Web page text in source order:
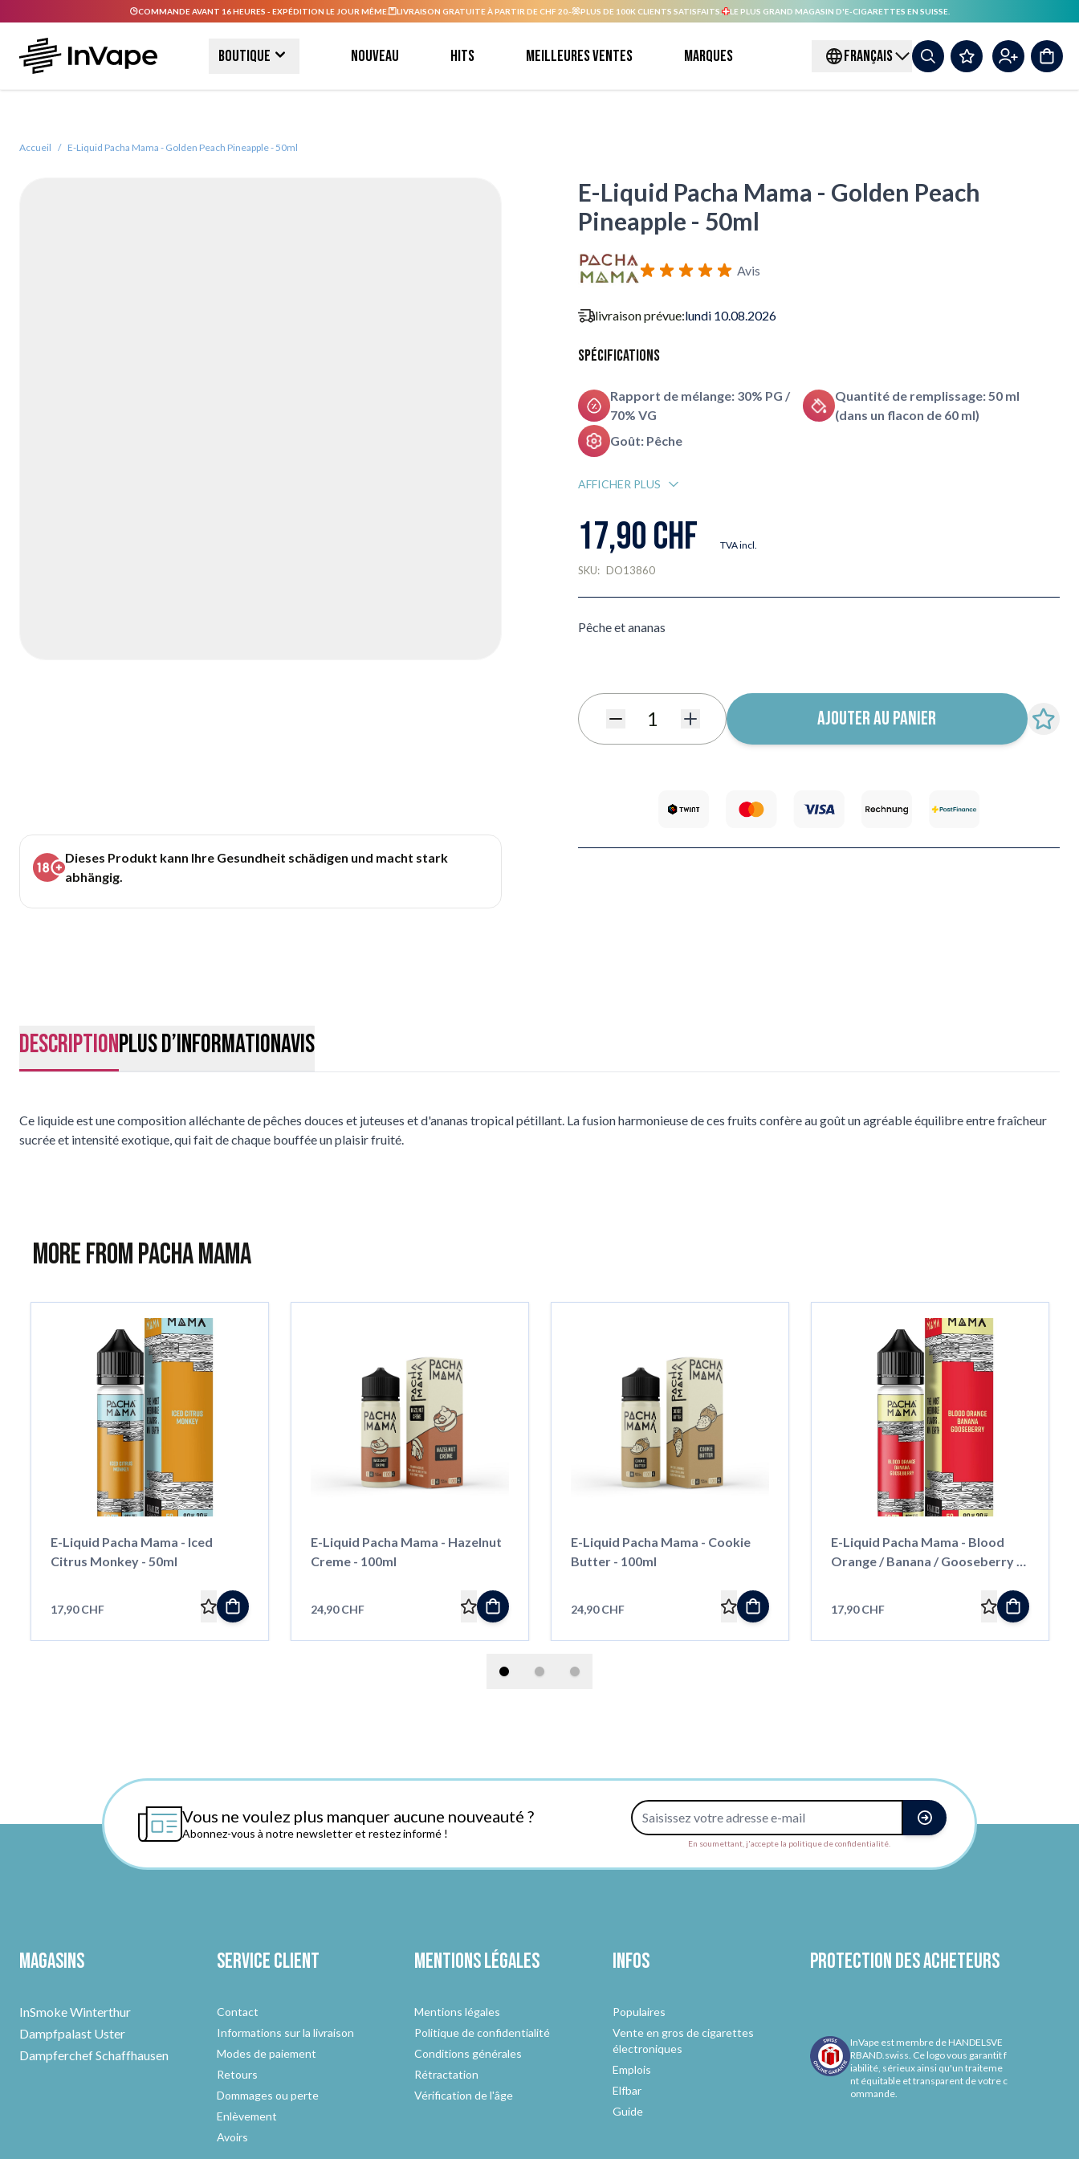
COMMANDE AVANT 16 HEURES - EXPÉDITION LE JOUR MÊME. LIVRAISON GRATUITE À PARTIR DE CHF 20.- PLUS DE 100K CLIENTS SATISFAITS. LE PLUS GRAND MAGASIN D'E-CIGARETTES EN SUISSE.
Boutique Nouveau Hits Meilleures ventes Marques FRANÇAIS
Accueil / E-Liquid Pacha Mama - Golden Peach Pineapple - 50ml
Dieses Produkt kann Ihre Gesundheit schädigen und macht stark
abhängig.
E-Liquid Pacha Mama - Golden Peach
Pineapple - 50ml
Avis
livraison prévue:lundi 10.08.2026
Spécifications
Rapport de mélange: 30% PG /
70% VG
Quantité de remplissage: 50 ml
(dans un flacon de 60 ml)
Goût: Pêche
AFFICHER PLUS
17,90 CHF TVA incl.
SKU: DO13860
Pêche et ananas
Quantité AJOUTER AU PANIER
DescriptionPlus d’informationAvis
Ce liquide est une composition alléchante de pêches douces et juteuses et d'ananas tropical pétillant. La fusion harmonieuse de ces fruits confère au goût un agréable équilibre entre fraîcheur
sucrée et intensité exotique, qui fait de chaque bouffée un plaisir fruité.
More from Pacha Mama
E-Liquid Pacha Mama - Iced
Citrus Monkey - 50ml
17,90 CHF
E-Liquid Pacha Mama - Hazelnut
Creme - 100ml
24,90 CHF
E-Liquid Pacha Mama - Cookie
Butter - 100ml
24,90 CHF
E-Liquid Pacha Mama - Blood
Orange / Banana / Gooseberry -
17,90 CHF
Vous ne voulez plus manquer aucune nouveauté ?
Abonnez-vous à notre newsletter et restez informé !
Adresse e-mail
En soumettant, j'accepte la politique de confidentialité.
Magasins
InSmoke Winterthur
Dampfpalast Uster
Dampferchef Schaffhausen
Service client
Contact
Informations sur la livraison
Modes de paiement
Retours
Dommages ou perte
Enlèvement
Avoirs
Mentions légales
Mentions légales
Politique de confidentialité
Conditions générales
Rétractation
Vérification de l'âge
Infos
Populaires
Vente en gros de cigarettes
électroniques
Emplois
Elfbar
Guide
Protection des acheteurs
InVape est membre de HANDELSVE
RBAND.swiss. Ce logo vous garantit f
iabilité, sérieux ainsi qu'un traiteme
nt équitable et transparent de votre c
ommande.